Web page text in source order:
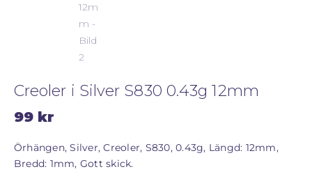
Creoler i Silver S830 0.43g 12mm
99 kr
Örhängen, Silver, Creoler, S830, 0.43g, Längd: 12mm,
Bredd: 1mm, Gott skick.